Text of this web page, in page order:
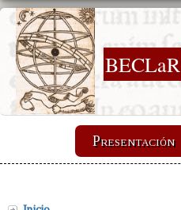
BECLaR
Presentación